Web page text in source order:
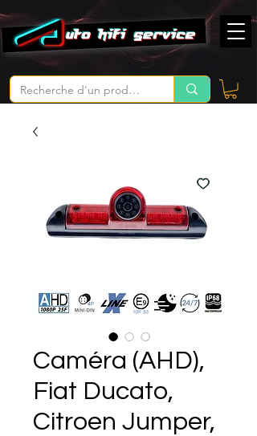
Caméra (AHD),
Fiat Ducato,
Citroen Jumper,